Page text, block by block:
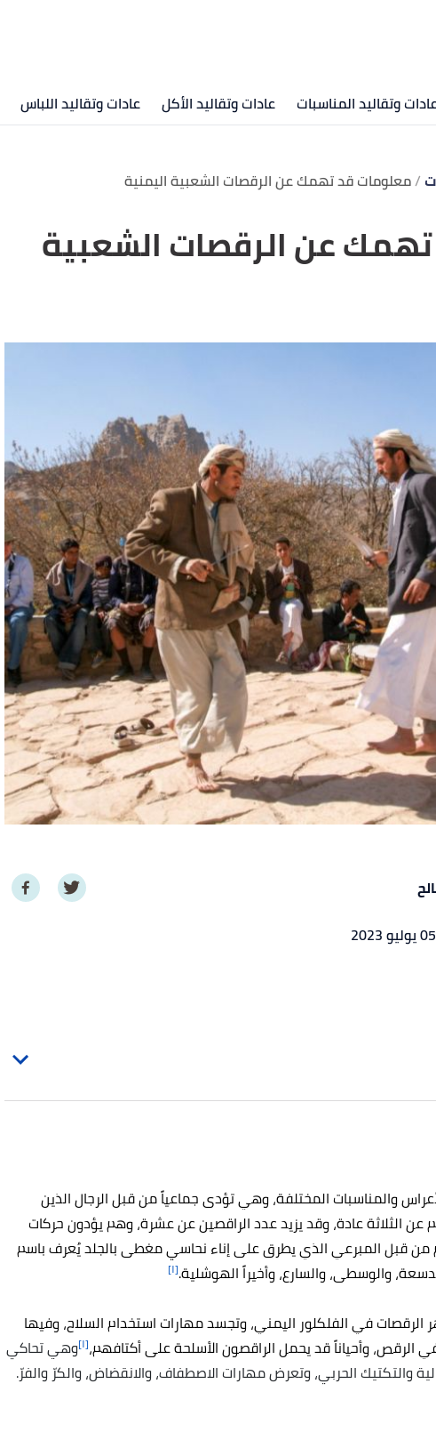
وتقاليد المناسبات عادات وتقاليد الأكل عادات وتقاليد اللباس
معلومات قد تهمك عن الرقصات الشعبية اليمنية
عن الرقصات الشعبية
والمناسبات المختلفة، وهيتؤدى جماعياً من قبل الرجال الذين
الثلاثة عادة، وقد يزيد عدد الراقصين عن عشرة، وهم يؤدون حركات
من قبل المبرعي الذي يطرق على إناء نحاسي مغطى بالجلد يُعرف باسم
والوسطى، والسارع، وأخيراً الهوشلية.[١]
الرقصات فيالفلكلور اليمني، وتجسد مهاراتاستخدامالسلاح، وفيها
الرقص، وأحياناً قد يحمل الراقصون الأسلحة على أكتافهم،[١] وهي تحاكي
والتكتيك الحربي، وتعرض مهارات الاصطفاف، والانقضاض، والكرّ والفرّ.